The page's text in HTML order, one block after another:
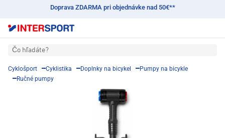
Doprava ZDARMA pri objednávke nad 50€**
Čo hľadáte?
Cyklošport Cyklistika Doplnky na bicykel
Pumpy na bicykle
Ručné pumpy